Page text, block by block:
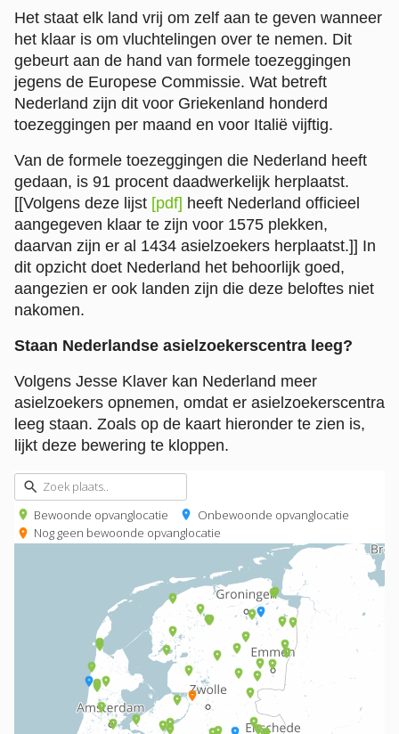
Het staat elk land vrij om zelf aan te geven wanneer
het klaar is om vluchtelingen over te nemen. Dit
gebeurt aan de hand van formele toezeggingen
jegens de Europese Commissie. Wat betreft
Nederland zijn dit voor Griekenland honderd
toezeggingen per maand en voor Italië vijftig.
Van de formele toezeggingen die Nederland heeft
gedaan, is 91 procent daadwerkelijk herplaatst.
[[Volgens deze lijst [pdf] heeft Nederland officieel
aangegeven klaar te zijn voor 1575 plekken,
daarvan zijn er al 1434 asielzoekers herplaatst.]] In
dit opzicht doet Nederland het behoorlijk goed,
aangezien er ook landen zijn die deze beloftes niet
nakomen.
Staan Nederlandse asielzoekerscentra leeg?
Volgens Jesse Klaver kan Nederland meer
asielzoekers opnemen, omdat er asielzoekerscentra
leeg staan. Zoals op de kaart hieronder te zien is,
lijkt deze bewering te kloppen.